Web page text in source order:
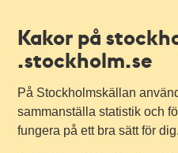
Kakor på
.stockholm.se
På Stockholmskällan
sammanställa statistik och
fungera på ett bra sätt för dig.